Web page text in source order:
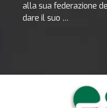
alla sua federazione
dare il suo …